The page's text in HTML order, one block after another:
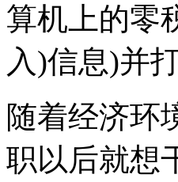
算机上的零
入)信息)并
随着经济环
职以后就想